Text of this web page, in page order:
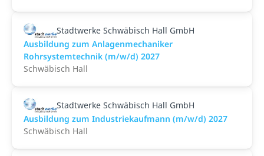
Stadtwerke Schwäbisch Hall GmbH
Ausbildung zum Anlagenmechaniker
Rohrsystemtechnik (m/w/d) 2027
Schwäbisch Hall
Stadtwerke Schwäbisch Hall GmbH
Ausbildung zum Industriekaufmann (m/w/d) 2027
Schwäbisch Hall